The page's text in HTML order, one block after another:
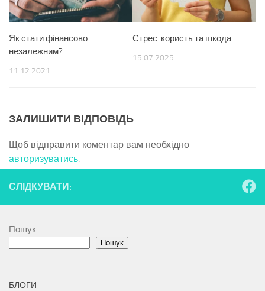
Як стати фінансово
незалежним?
11.12.2021
Стрес: користь та шкода
15.07.2025
ЗАЛИШИТИ ВІДПОВІДЬ
Щоб відправити коментар вам необхідно
авторизуватись
СЛІДКУВАТИ:
Пошук
Пошук
БЛОГИ